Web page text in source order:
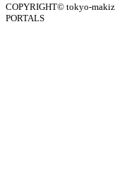
COPYRIGHT© tokyo-
PORTALS